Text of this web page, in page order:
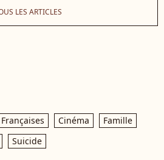
LES ARTICLES
Cinéma
Famille
Suicide